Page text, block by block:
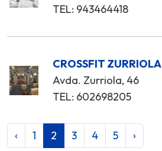
TEL: 943464418
CROSSFIT ZURRIOLA
Avda. Zurriola, 46
TEL: 602698205
‹ 1 2 3 4 5 ›